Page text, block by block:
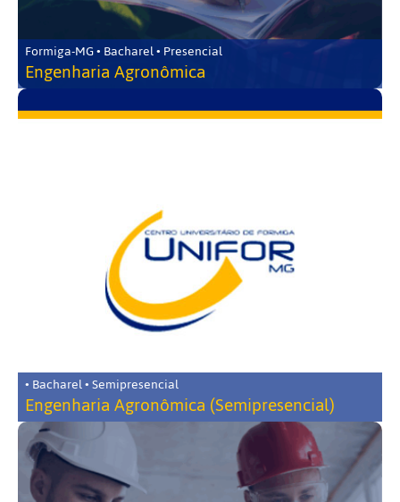
Formiga-MG • Bacharel • Presencial
Engenharia Agronômica
• Bacharel • Semipresencial
Engenharia Agronômica (Semipresencial)